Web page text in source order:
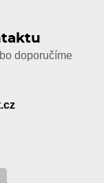
doporučíme